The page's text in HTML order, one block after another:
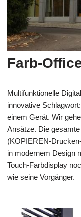
Farb-
Multifunktionelle
innovative
einem Gerät. Wir
Ansätze. Die
(KOPIEREN-
in modernem Design
Touch-Farbdisplay
wie seine Vorgänger.